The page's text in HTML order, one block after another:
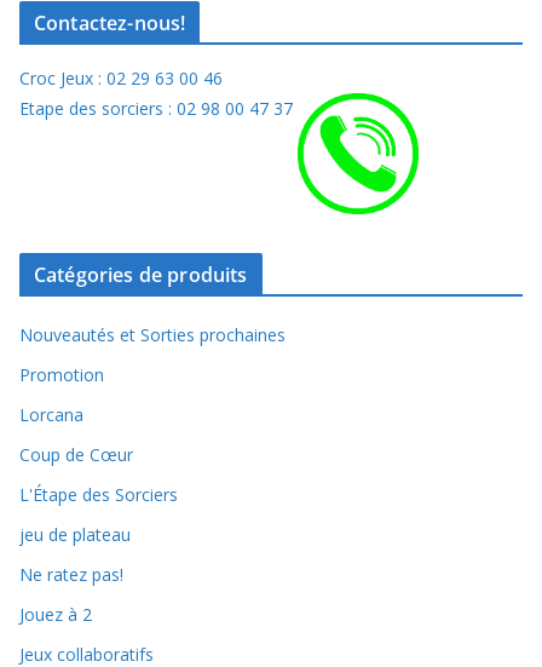
Contactez-nous!
Croc Jeux : 02 29 63 00 46
Etape des sorciers : 02 98 00 47 37
Catégories de produits
Nouveautés et Sorties prochaines
Promotion
Lorcana
Coup de Cœur
L'Étape des Sorciers
jeu de plateau
Ne ratez pas!
Jouez à 2
Jeux collaboratifs